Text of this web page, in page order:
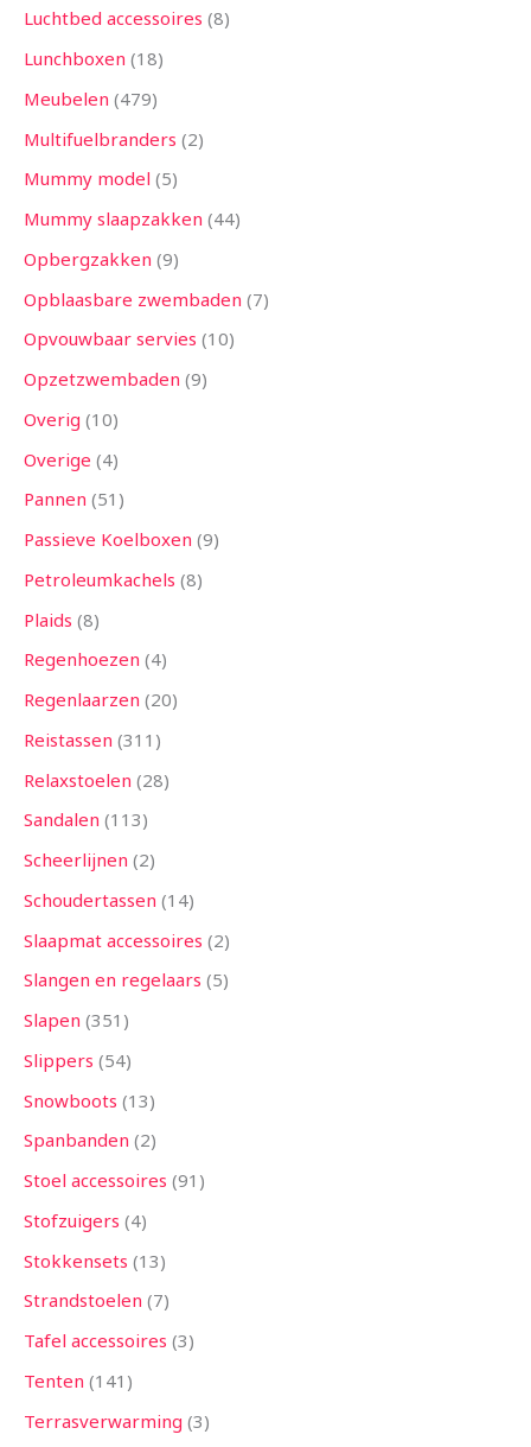
Luchtbed accessoires 8
Lunchboxen 18
Meubelen 479
Multifuelbranders 2
Mummy model 5
Mummy slaapzakken 44
Opbergzakken 9
Opblaasbare zwembaden 7
Opvouwbaar servies 10
Opzetzwembaden 9
Overig 10
Overige 4
Pannen 51
Passieve Koelboxen 9
Petroleumkachels 8
Plaids 8
Regenhoezen 4
Regenlaarzen 20
Reistassen 311
Relaxstoelen 28
Sandalen 113
Scheerlijnen 2
Schoudertassen 14
Slaapmat accessoires 2
Slangen en regelaars 5
Slapen 351
Slippers 54
Snowboots 13
Spanbanden 2
Stoel accessoires 91
Stofzuigers 4
Stokkensets 13
Strandstoelen 7
Tafel accessoires 3
Tenten 141
Terrasverwarming 3